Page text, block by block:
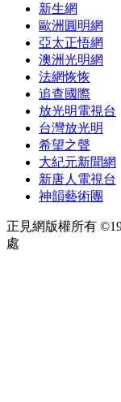
新生網
歐洲圓明網
亞太正悟網
澳洲光明網
法網恢恢
追查國際
放光明電視台
台灣放光明
希望之聲
大紀元新聞網
新唐人電視台
神韻藝術團
正見網版權所有
處